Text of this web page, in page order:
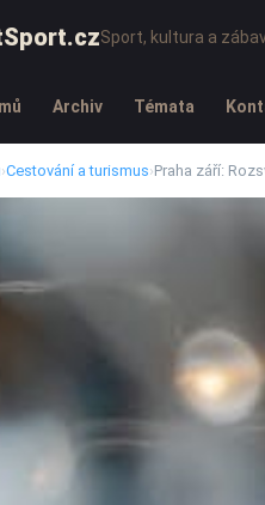
Sport, kultura a
Archiv Témata
›Cestování a turismus›Praha září: